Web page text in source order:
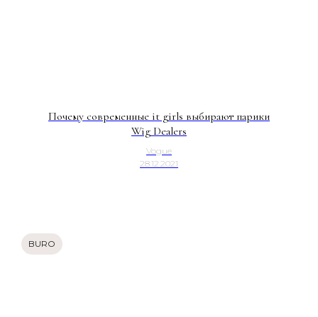
Почему современные it girls выбирают парики
Wig Dealers
Vogue
28.12.2021
BURO